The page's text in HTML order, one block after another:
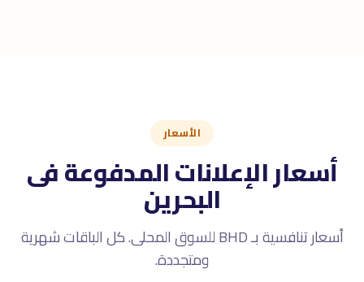
الأسعار
أسعار الإعلانات المدفوعة فى
البحرين
أسعار تنافسية بـ BHD للسوق المحلى. كل الباقات شهرية
ومتجددة.